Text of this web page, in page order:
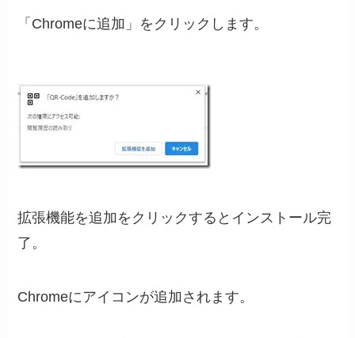
「Chromeに追加」をクリックします。
拡張機能を追加をクリックするとインストール完
了。
Chromeにアイコンが追加されます。